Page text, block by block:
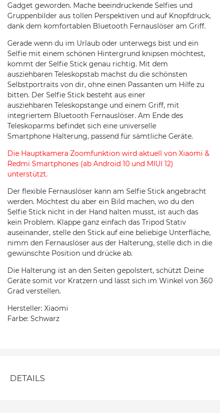
Gadget geworden. Mache beeindruckende Selfies und
Gruppenbilder aus tollen Perspektiven und auf Knopfdruck,
dank dem komfortablen Bluetooth Fernauslöser am Griff.
Gerade wenn du im Urlaub oder unterwegs bist und ein
Selfie mit einem schönen Hintergrund knipsen möchtest,
kommt der Selfie Stick genau richtig. Mit dem
ausziehbaren Teleskopstab machst du die schönsten
Selbstportraits von dir, ohne einen Passanten um Hilfe zu
bitten. Der Selfie Stick besteht aus einer
ausziehbaren Teleskopstange und einem Griff, mit
integriertem Bluetooth Fernauslöser. Am Ende des
Teleskoparms befindet sich eine universelle
Smartphone Halterung, passend für sämtliche Geräte.
Die Hauptkamera Zoomfunktion wird aktuell von Xiaomi &
Redmi Smartphones (ab Android 10 und MIUI 12)
unterstützt.
Der flexible Fernauslöser kann am Selfie Stick angebracht
werden. Möchtest du aber ein Bild machen, wo du den
Selfie Stick nicht in der Hand halten musst, ist auch das
kein Problem. Klappe ganz einfach das Tripod Stativ
auseinander, stelle den Stick auf eine beliebige Unterfläche,
nimm den Fernauslöser aus der Halterung, stelle dich in die
gewünschte Position und drücke ab.
Die Halterung ist an den Seiten gepolstert, schützt Deine
Geräte somit vor Kratzern und lässt sich im Winkel von 360
Grad verstellen.
Hersteller: Xiaomi
Farbe: Schwarz
DETAILS